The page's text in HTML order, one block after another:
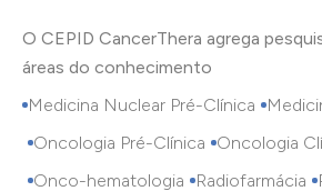
O CEPID CancerThera agrega
áreas do conhecimento
Medicina Nuclear Pré-Clínica
Oncologia Pré-Clínica
Oncologia
Onco-hematologia
Radiofarmácia